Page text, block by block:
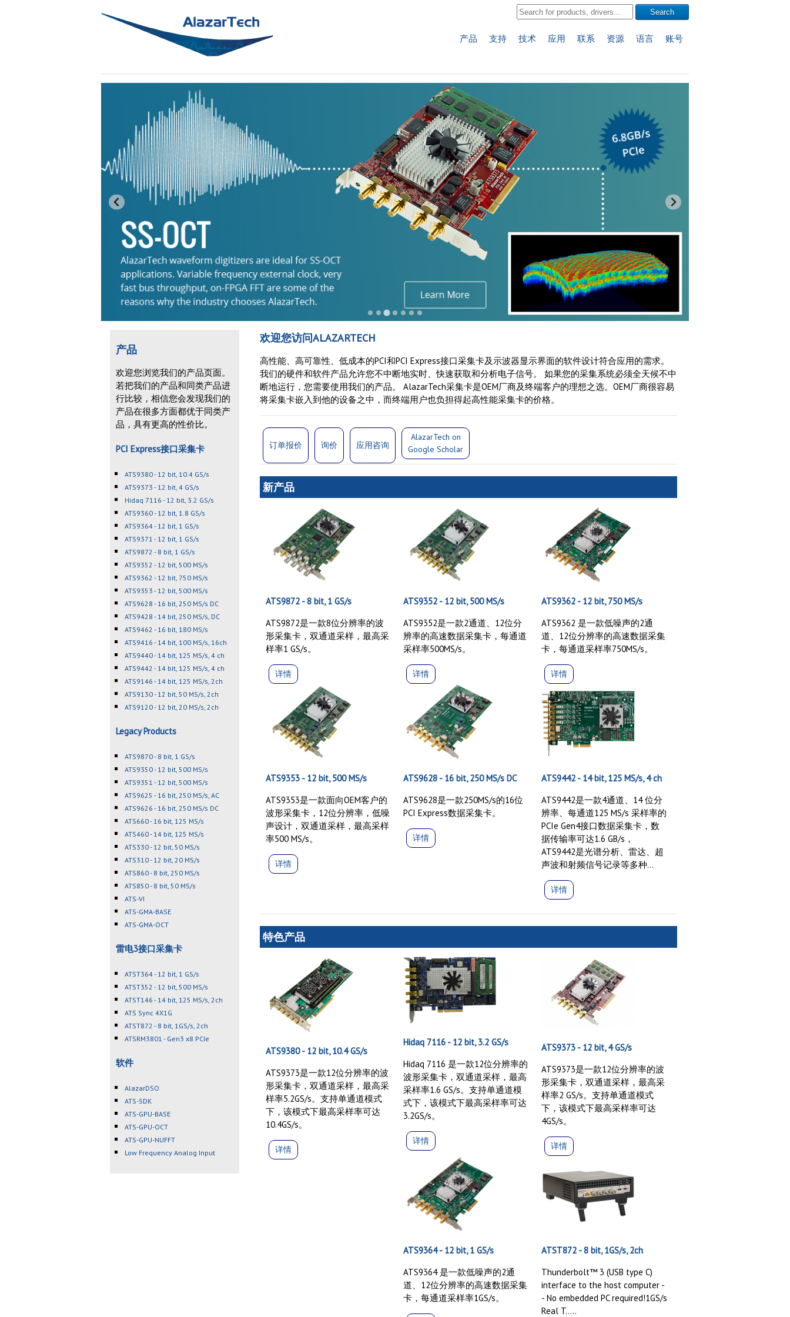
产品 支持 技术 应用 联系 资源 语言 账号
产品
欢迎您浏览我们的产品页面。
若把我们的产品和同类产品进
行比较，相信您会发现我们的
产品在很多方面都优于同类产
品，具有更高的性价比。
PCI Express接口采集卡
ATS9380 - 12 bit, 10.4 GS/s
ATS9373 - 12 bit, 4 GS/s
Hidaq 7116 - 12 bit, 3.2 GS/s
ATS9360 - 12 bit, 1.8 GS/s
ATS9364 - 12 bit, 1 GS/s
ATS9371 - 12 bit, 1 GS/s
ATS9872 - 8 bit, 1 GS/s
ATS9352 - 12 bit, 500 MS/s
ATS9362 - 12 bit, 750 MS/s
ATS9353 - 12 bit, 500 MS/s
ATS9628 - 16 bit, 250 MS/s DC
ATS9428 - 14 bit, 250 MS/s, DC
ATS9462 - 16 bit, 180 MS/s
ATS9416 - 14 bit, 100 MS/s, 16ch
ATS9440 - 14 bit, 125 MS/s, 4 ch
ATS9442 - 14 bit, 125 MS/s, 4 ch
ATS9146 - 14 bit, 125 MS/s, 2ch
ATS9130 - 12 bit, 50 MS/s, 2ch
ATS9120 - 12 bit, 20 MS/s, 2ch
Legacy Products
ATS9870 - 8 bit, 1 GS/s
ATS9350 - 12 bit, 500 MS/s
ATS9351 - 12 bit, 500 MS/s
ATS9625 - 16 bit, 250 MS/s, AC
ATS9626 - 16 bit, 250 MS/s DC
ATS660 - 16 bit, 125 MS/s
ATS460 - 14 bit, 125 MS/s
ATS330 - 12 bit, 50 MS/s
ATS310 - 12 bit, 20 MS/s
ATS860 - 8 bit, 250 MS/s
ATS850 - 8 bit, 50 MS/s
ATS-VI
ATS-GMA-BASE
ATS-GMA-OCT
雷电3接口采集卡
ATST364 - 12 bit, 1 GS/s
ATST352 - 12 bit, 500 MS/s
ATST146 - 14 bit, 125 MS/s, 2ch
ATS Sync 4X1G
ATST872 - 8 bit, 1GS/s, 2ch
ATSRM3801 - Gen3 x8 PCIe
软件
AlazarDSO
ATS-SDK
ATS-GPU-BASE
ATS-GPU-OCT
ATS-GPU-NUFFT
Low Frequency Analog Input
欢迎您访问ALAZARTECH
高性能、高可靠性、低成本的PCI和PCI Express接口采集卡及示波器显示界面的软件设计符合应用的需求。
我们的硬件和软件产品允许您不中断地实时、快速获取和分析电子信号。 如果您的采集系统必须全天候不中
断地运行，您需要使用我们的产品。 AlazarTech采集卡是OEM厂商及终端客户的理想之选。OEM厂商很容易
将采集卡嵌入到他的设备之中，而终端用户也负担得起高性能采集卡的价格。
订单报价 询价 应用咨询
AlazarTech on
Google Scholar
新产品
ATS9872 - 8 bit, 1 GS/s
ATS9872是一款8位分辨率的波
形采集卡，双通道采样，最高采
样率1 GS/s。
详情
ATS9352 - 12 bit, 500 MS/s
ATS9352是一款2通道、12位分
辨率的高速数据采集卡，每通道
采样率500MS/s。
详情
ATS9362 - 12 bit, 750 MS/s
ATS9362 是一款低噪声的2通
道、12位分辨率的高速数据采集
卡，每通道采样率750MS/s。
详情
ATS9353 - 12 bit, 500 MS/s
ATS9353是一款面向OEM客户的
波形采集卡，12位分辨率，低噪
声设计，双通道采样，最高采样
率500 MS/s。
详情
ATS9628 - 16 bit, 250 MS/s DC
ATS9628是一款250MS/s的16位
PCI Express数据采集卡。
详情
ATS9442 - 14 bit, 125 MS/s, 4 ch
ATS9442是一款4通道、14 位分
辨率、每通道125 MS/s 采样率的
PCIe Gen4接口数据采集卡，数
据传输率可达1.6 GB/s，
ATS9442是光谱分析、雷达、超
声波和射频信号记录等多种...
详情
特色产品
ATS9380 - 12 bit, 10.4 GS/s
ATS9373是一款12位分辨率的波
形采集卡，双通道采样，最高采
样率5.2GS/s。支持单通道模式
下，该模式下最高采样率可达
10.4GS/s。
详情
Hidaq 7116 - 12 bit, 3.2 GS/s
Hidaq 7116 是一款12位分辨率的
波形采集卡，双通道采样，最高
采样率1.6 GS/s。支持单通道模
式下，该模式下最高采样率可达
3.2GS/s。
详情
ATS9373 - 12 bit, 4 GS/s
ATS9373是一款12位分辨率的波
形采集卡，双通道采样，最高采
样率2 GS/s。支持单通道模式
下，该模式下最高采样率可达
4GS/s。
详情
ATS9364 - 12 bit, 1 GS/s
ATS9364 是一款低噪声的2通
道、12位分辨率的高速数据采集
卡，每通道采样率1GS/s。
ATST872 - 8 bit, 1GS/s, 2ch
Thunderbolt™ 3 (USB type C)
interface to the host computer -
- No embedded PC required!1GS/s
Real T.....